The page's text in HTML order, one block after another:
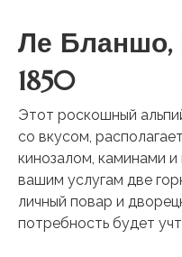
Ле Бланшо,
1850
Этот роскошный
со вкусом,
кинозалом, каминами
вашим услугам две
личный повар и
потребность будет